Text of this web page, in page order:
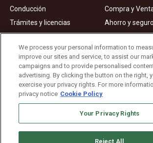
Conducción
Compra y
Trámites y licencias
Ahorro y
Noticias
Videos de
Ad Choices
About Us
Editorial Guidelines
We process your personal information to
improve our sites and service, to assist our
campaigns and to provide personalised
advertising. By clicking the button on the right,
exercise your privacy rights. For more
privacy notice Cookie Policy
Your Privacy Rights
Reject All